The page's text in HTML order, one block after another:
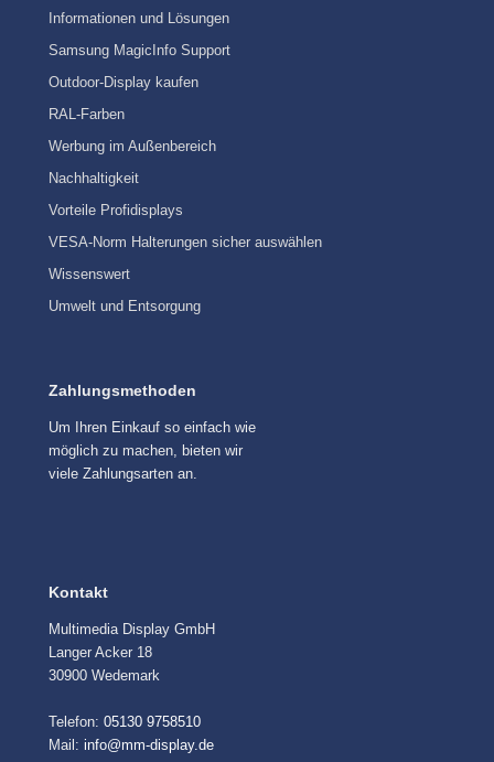
Informationen und Lösungen
Samsung MagicInfo Support
Outdoor-Display kaufen
RAL-Farben
Werbung im Außenbereich
Nachhaltigkeit
Vorteile Profidisplays
VESA-Norm Halterungen sicher auswählen
Wissenswert
Umwelt und Entsorgung
Zahlungsmethoden
Um Ihren Einkauf so einfach wie
möglich zu machen, bieten wir
viele Zahlungsarten an.
Kontakt
Multimedia Display GmbH
Langer Acker 18
30900 Wedemark
Telefon: 05130 9758510
Mail: info@mm-display.de